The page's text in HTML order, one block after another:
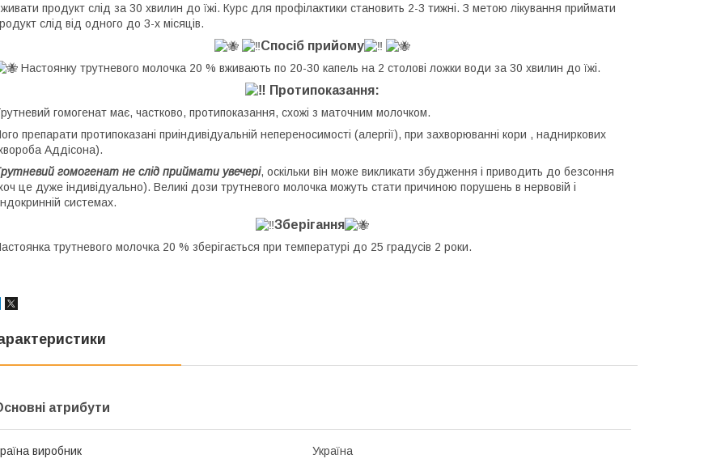
продукт слід за 30 хвилин до їжі. Курс для профілактики становить 2-3 тижні. З метою лікування приймати
слід від одного до 3-х місяців.
Спосіб прийому
Настоянку трутневого молочка 20 % вживають по 20-30 капель на 2 столові ложки води за 30 хвилин до їжі.
Протипоказання:
гомогенат має, частково, протипоказання, схожі з маточним молочком.
препарати протипоказані приіндивідуальній непереносимості (алергії), при захворюванні кори , надниркових
Аддісона).
гомогенат не слід приймати увечері, оскільки він може викликати збудження і приводить до безсоння
це дуже індивідуально). Великі дози трутневого молочка можуть стати причиною порушень в нервовій і
системах.
Зберігання
трутневого молочка 20 % зберігається при температурі до 25 градусів 2 роки.
атрибути
виробник Україна